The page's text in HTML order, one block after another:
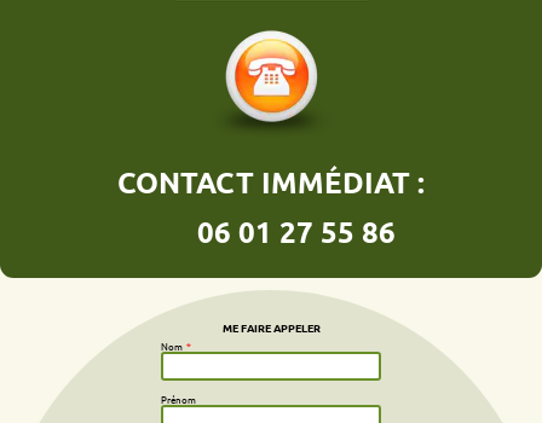
CONTACT IMMÉDIAT :
06 01 27 55 86
ME FAIRE APPELER
Nom *
Prénom